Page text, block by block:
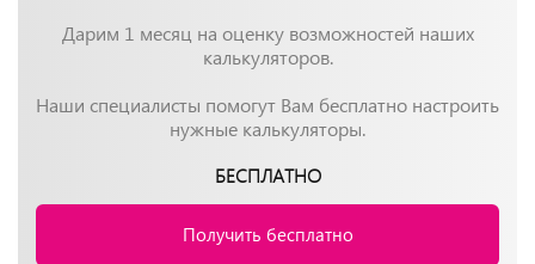
Дарим 1 месяц на оценку возможностей наших
калькуляторов.
Наши специалисты помогут Вам бесплатно настроить
нужные калькуляторы.
БЕСПЛАТНО
Получить бесплатно